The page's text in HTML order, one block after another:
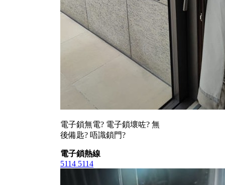
電子鎖無電? 電子鎖壞咗? 無
後備匙? 唔識鎖門?
電子鎖熱線
5114 5114